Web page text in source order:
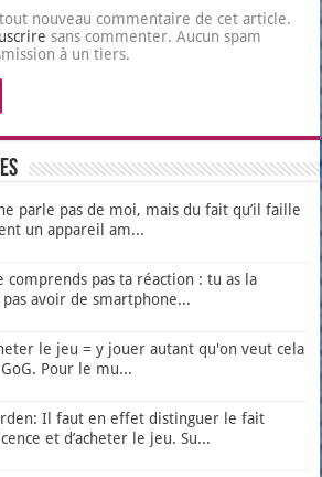
nouveau commentaire de cet article.
sans commenter. Aucun spam
à un tiers.
parle pas de moi, mais du fait qu’il faille
un appareil am...
comprends pas ta réaction : tu as la
pas avoir de smartphone...
le jeu = y jouer autant qu'on veut cela
Pour le mu...
Il faut en effet distinguer le fait
et d’acheter le jeu. Su...